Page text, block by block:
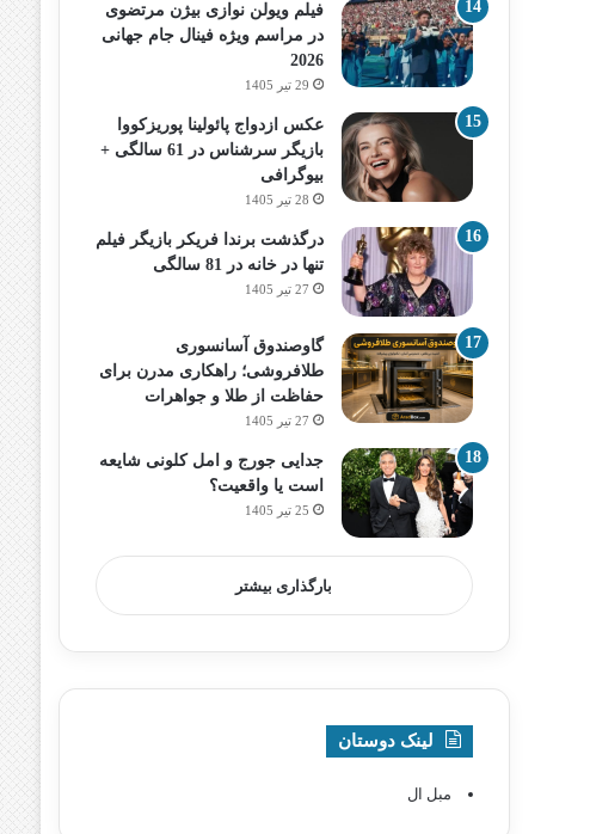
فیلم ویولن نوازی بیژن مرتضوی
در مراسم ویژه فینال جام جهانی
2026
29 تیر 1405
عکس ازدواج پائولینا پوریزکووا
بازیگر سرشناس در 61 سالگی +
بیوگرافی
28 تیر 1405
درگذشت برندا فریکر بازیگر فیلم
تنها در خانه در 81 سالگی
27 تیر 1405
گاوصندوق آسانسوری
طلافروشی؛ راهکاری مدرن برای
حفاظت از طلا و جواهرات
27 تیر 1405
جدایی جورج و امل کلونی شایعه
است یا واقعیت؟
25 تیر 1405
بارگذاری بیشتر
لینک دوستان
مبل ال